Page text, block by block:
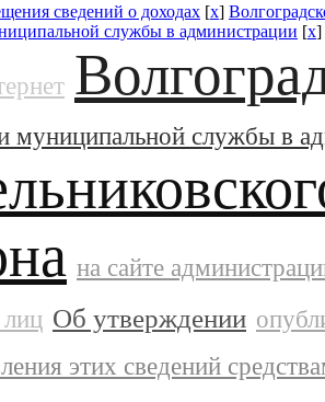
сведений о доходах [x]
службы в администрации [x]
муниципальной службы в
на сайте
лиц Об утверждении
этих сведений